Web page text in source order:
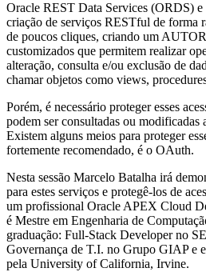
Oracle REST Data Services (ORDS)
criação de serviços RESTful de forma
de poucos cliques, criando um
customizados que permitem realizar
alteração, consulta e/ou exclusão de
chamar objetos como views,
Porém, é necessário proteger esses
podem ser consultadas ou modificadas
Existem alguns meios para proteger
fortemente recomendado, é o OAuth.
Nesta sessão Marcelo Batalha irá
para estes serviços e protegê-los de
um profissional Oracle APEX Cloud
é Mestre em Engenharia de
graduação: Full-Stack Developer no
Governança de T.I. no Grupo GIAP e
pela University of California, Irvine.